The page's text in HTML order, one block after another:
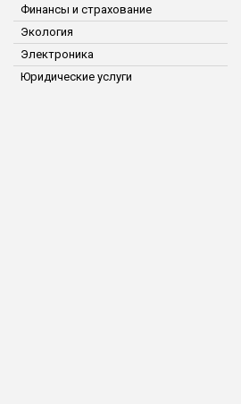
Финансы и страхование
Экология
Электроника
Юридические услуги